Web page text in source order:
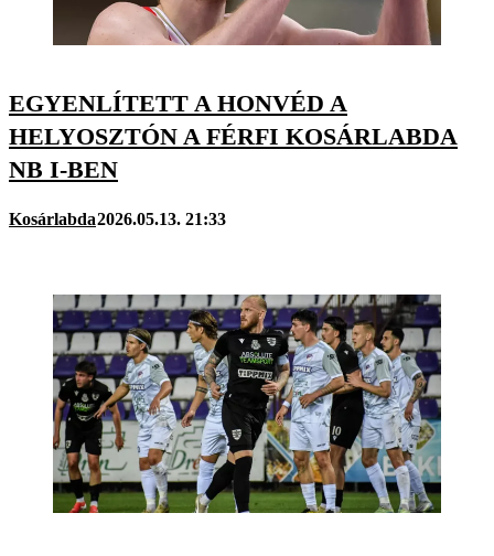
EGYENLÍTETT A HONVÉD A
HELYOSZTÓN A FÉRFI KOSÁRLABDA
NB I-BEN
Kosárlabda2026.05.13. 21:33